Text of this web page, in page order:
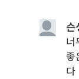
슨
너
좋
다